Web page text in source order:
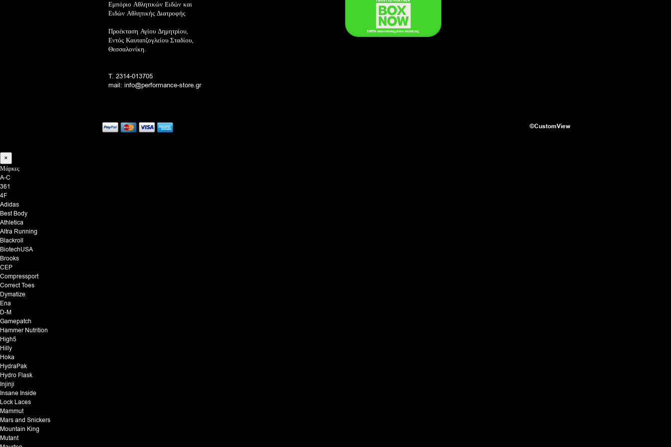
Εμπόριο Αθλητικών Ειδών και
Ειδών Αθλητικής Διατροφής
Προέκταση Αγίου Δημητρίου,
Εντός Καυτατζογλείου Σταδίου,
Θεσσαλονίκη.
T. 2314-013705
mail: info@performance-store.gr
©CustomView
×
Μάρκες
A-C
361
4F
Adidas
Best Body
Athletica
Altra Running
Blackroll
BiotechUSA
Brooks
CEP
Compressport
Correct Toes
Dymatize
Ena
D-M
Gamepatch
Hammer Nutrition
High5
Hilly
Hoka
HydraPak
Hydro Flask
Injinji
Insane Inside
Lock Laces
Mammut
Mars and Snickers
Mountain King
Mutant